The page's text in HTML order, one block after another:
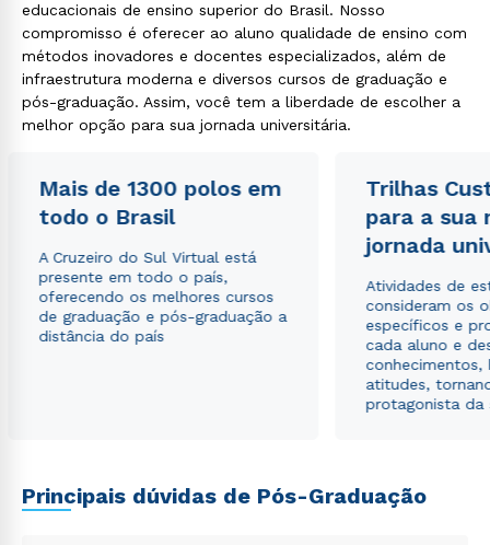
educacionais de ensino superior do Brasil. Nosso
compromisso é oferecer ao aluno qualidade de ensino com
métodos inovadores e docentes especializados, além de
infraestrutura moderna e diversos cursos de graduação e
pós-graduação. Assim, você tem a liberdade de escolher a
melhor opção para sua jornada universitária.
Mais de 1300 polos em
todo o Brasil
A Cruzeiro do Sul Virtual está
presente em todo o país,
oferecendo os melhores cursos
de graduação e pós-graduação a
distância do país
Trilhas
para a sua
jornada
Atividades de
consideram os
específicos e
cada aluno e
conhecimentos,
atitudes,
protagonista da
Principais dúvidas de Pós-Graduação